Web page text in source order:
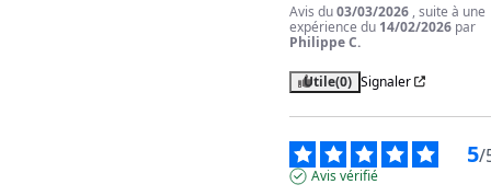
Avis du03/03/2026 , suite à une
expérience du 14/02/2026 par
Philippe C.
Utile(0) Signaler
5/
Avis vérifié